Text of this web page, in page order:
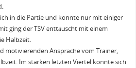
in die Partie und konnte nur mit einiger
ging der TSV enttäuscht mit einem
Halbzeit.
motivierenden Ansprache vom Trainer,
Im starken letzten Viertel konnte sich